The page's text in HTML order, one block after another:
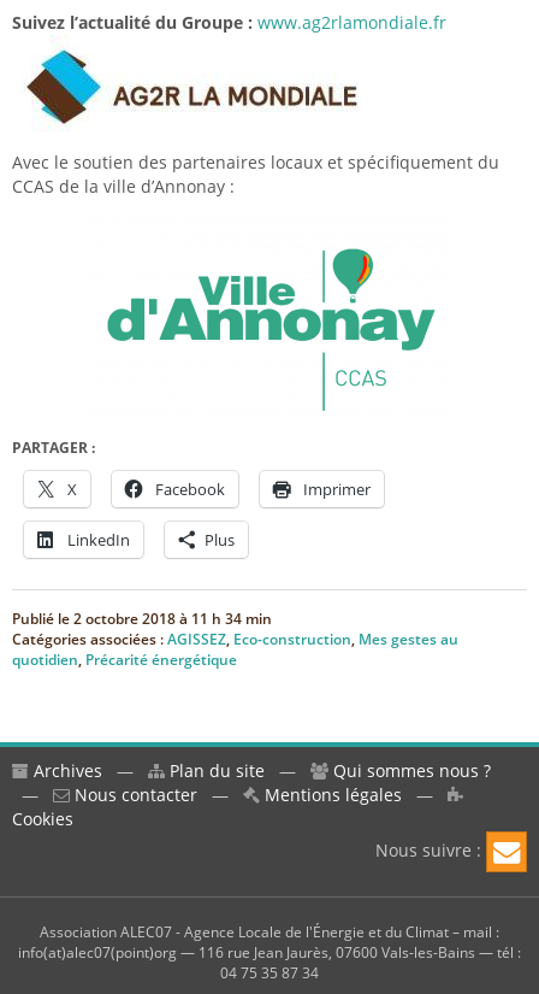
Suivez l’actualité du Groupe : www.ag2rlamondiale.fr
Avec le soutien des partenaires locaux et spécifiquement du
CCAS de la ville d’Annonay :
PARTAGER :
X Facebook Imprimer
LinkedIn Plus
Publié le2 octobre 2018 à 11 h 34 min
Catégories associées :AGISSEZ, Eco-construction, Mes gestes au
quotidien, Précarité énergétique
Archives — Plan du site —
Qui sommes nous ?
—
Nous contacter — Mentions légales —
Cookies
Nous suivre :
Association ALEC07 - Agence Locale de l'Énergie et du Climat – mail :
info(at)alec07(point)org — 116 rue Jean Jaurès, 07600 Vals-les-Bains — tél :
04 75 35 87 34